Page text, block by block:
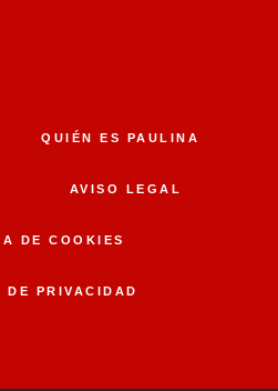
QUIÉN ES PAULINA
AVISO LEGAL
DE COOKIES
DE PRIVACIDAD